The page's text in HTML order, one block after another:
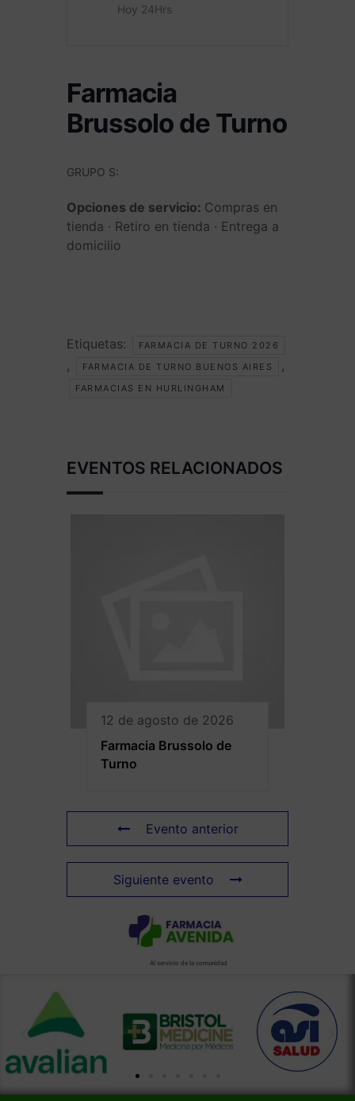
Hoy 24Hrs
Farmacia
Brussolo de Turno
GRUPO S:
Opciones de servicio: Compras en
tienda · Retiro en tienda · Entrega a
domicilio
Etiquetas: FARMACIA DE TURNO 2026
, FARMACIA DE TURNO BUENOS AIRES ,
FARMACIAS EN HURLINGHAM
EVENTOS RELACIONADOS
12 de agosto de 2026
Farmacia Brussolo de
Turno
Evento anterior
Siguiente evento
Al servicio de la comunidad